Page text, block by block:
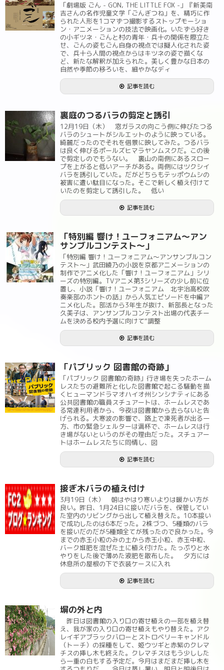
「劇場版 ごん - GON, THE LITTLE FOX -」『新美南
吉さんの名作児童文学「ごんぎつね」を、精巧に作
られた人形を1コマずつ撮影するストップモーショ
ン・アニメーションの技法で映画化。いたずら好き
の小ギツネ・ごんと村の青年・兵十の関係を際立た
せ、ごんの姿もごん自身の視点では擬人化された姿
で、兵十ら人間の視点からはキツネの姿で描くな
ど、新たな解釈が加えられた。美しく豊かな日本の
自然や季節の移ろいを、細やかなディ
記事を読む
裏庭のつるバラの剪定と誘引
12月19日（木） 窓ガラスの向こう側に伸びたつる
バラのシュートがシルエットのように映っている。
綺麗だったのでそれを借景に映してみた。つるバラ
は良く伸びるポールズヒマラヤンムスクだ。この後
で剪定しのでもうない。 裏山の南側にあるスロー
プを上がると低いアーチがある。両側にはツクシイ
バラを誘引していた。だがどちらもテッポウムシの
被害に遭い駄目になった。そこで新しく植え付けて
いたのを剪定して誘引した。 低い
記事を読む
「特別編 響け！ユーフォニアム～アン
サンブルコンテスト～」
「特別編 響け！ユーフォニアム～アンサンブルコン
テスト～」武田綾乃の小説を京都アニメーションの
制作でアニメ化した「響け！ユーフォニアム」シリ
ーズの特別編。TVアニメ第3シリーズの少し前に位
置し、小説「響け！ユーフォニアム 北宇治高校吹
奏楽部のホントの話」から人気エピソードを中編ア
ニメ化した。部活から3年生が抜け、新部長となった
久美子は、アンサンブルコンテスト出場の代表チー
ムを決める校内予選に向けて“調整
記事を読む
「パブリック 図書館の奇跡」
「パブリック 図書館の奇跡」行き場を失ったホーム
レスたちの避難所と化した図書館で起こる騒動を描
くヒューマンドラマオハイオ州シンシナティにある
公共図書館の職員スチュアートは、ホームレスであ
る常連利用者から、今夜は図書館から去らないと告
げられる。大寒波の影響で、路上で凍死者が出る一
方、市の緊急シェルターは満杯で、ホームレスは行
き場がないというのがその理由だった。スチュアー
トはホームレスたちに同情し、図
記事を読む
接ぎ木バラの植え付け
3月19日（木） 朝はやはり寒いよりは暖かい方が
良い。昨日、1月24日に接いだバラを、保管してい
た室内のリビングから出して植え替えた。10本接い
で成功したのは6本だった。2株づつ、5種類のバラ
を接いだのだが5種類全てが残ったので良かった。今
までの赤玉小粒のみの土から赤玉小粒、赤玉中粒、
バーク堆肥を混ぜた土に植え付けた。たっぷりと水
やりをした後で薄めた液肥を散布した。 夕方には
休息所の屋根の下で衣装ケースに入れ
記事を読む
塀の外と内
昨日は図書館の入り口の寄せ植えの一部を植え替
え、我が家の入り口の寄せ植えもやり替えた。アク
レイギアブラックバローとストロベリーキャンドル
（トーチ）の採種をして、姫ウツギと赤紫のクレマ
チスの挿し木も終えた。クレマチスはもう少しした
ら一重の白もする予定だ。今月はまだまだ挿し木を